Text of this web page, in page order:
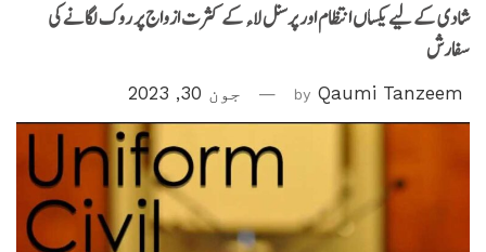
شادی کے لیے یکساں انتظام اور پرسنل لاء کے کثرت ازواج پر روک لگانے کی
سفارش
by Qaumi Tanzeem جون 30, 2023